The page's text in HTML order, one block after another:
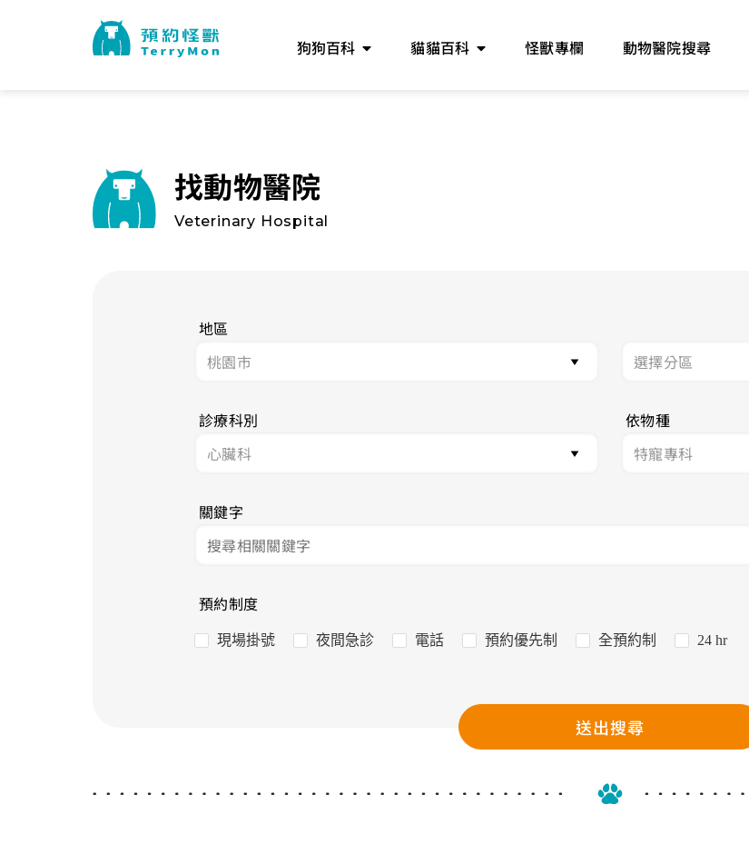
狗狗百科 貓貓百科 怪獸專欄 動物醫院搜尋
找動物醫院
Veterinary Hospital
地區
診療科別 依物種
關鍵字
預約制度
現場掛號 夜間急診 電話 預約優先制 全預約制 24 hr
送出搜尋